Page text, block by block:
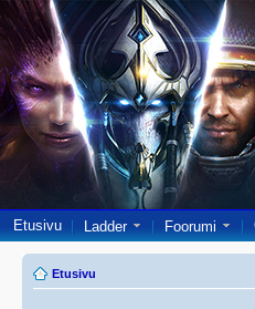
Etusivu Ladder Foorumi
Etusivu